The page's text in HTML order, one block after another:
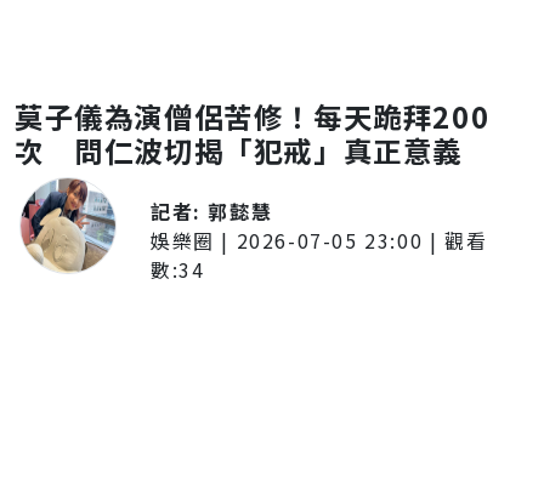
莫子儀為演僧侶苦修！每天跪拜200
次 問仁波切揭「犯戒」真正意義
記者:郭懿慧
娛樂圈 | 2026-07-05 23:00 | 觀看
數:34